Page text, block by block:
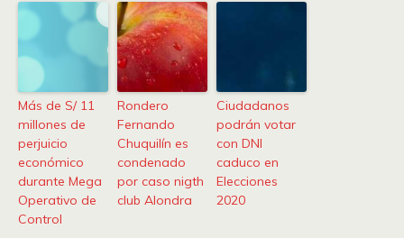
Más de S/ 11
millones de
perjuicio
económico
durante Mega
Operativo de
Control
Rondero
Fernando
Chuquilín es
condenado
por caso nigth
club Alondra
Ciudadanos
podrán votar
con DNI
caduco en
Elecciones
2020